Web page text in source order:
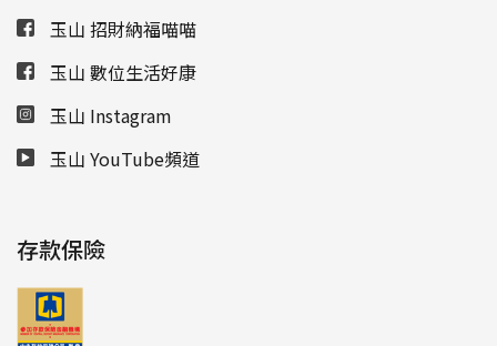
玉山 招財納福喵喵
玉山 數位生活好康
玉山 Instagram
玉山 YouTube頻道
存款保險